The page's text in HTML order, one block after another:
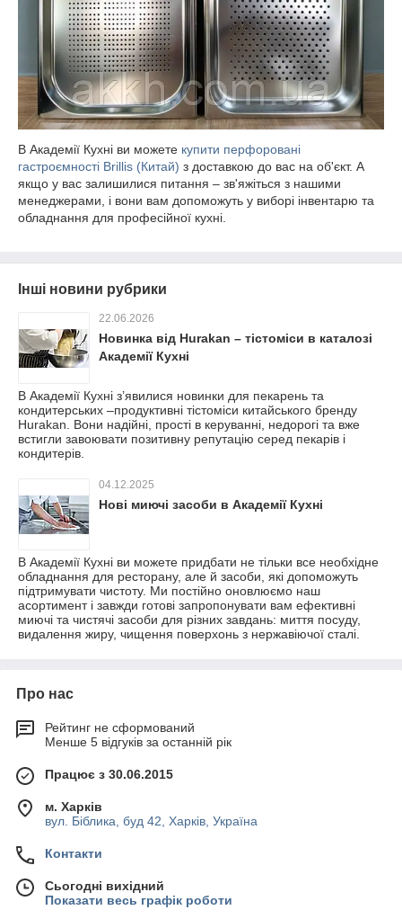
В Академії Кухні ви можете купити перфоровані
гастроємності Brillis (Китай) з доставкою до вас на об'єкт. А
якщо у вас залишилися питання – зв'яжіться з нашими
менеджерами, і вони вам допоможуть у виборі інвентарю та
обладнання для професійної кухні.
Інші новини рубрики
22.06.2026
Новинка від Hurakan – тістоміси в каталозі
Академії Кухні
В Академії Кухні з’явилися новинки для пекарень та
кондитерських –продуктивні тістоміси китайського бренду
Hurakan. Вони надійні, прості в керуванні, недорогі та вже
встигли завоювати позитивну репутацію серед пекарів і
кондитерів.
04.12.2025
Нові миючі засоби в Академії Кухні
В Академії Кухні ви можете придбати не тільки все необхідне
обладнання для ресторану, але й засоби, які допоможуть
підтримувати чистоту. Ми постійно оновлюємо наш
асортимент і завжди готові запропонувати вам ефективні
миючі та чистячі засоби для різних завдань: миття посуду,
видалення жиру, чищення поверхонь з нержавіючої сталі.
Про нас
Рейтинг не сформований
Менше 5 відгуків за останній рік
Працює з 30.06.2015
м. Харків
вул. Біблика, буд 42, Харків, Україна
Контакти
Сьогодні вихідний
Показати весь графік роботи